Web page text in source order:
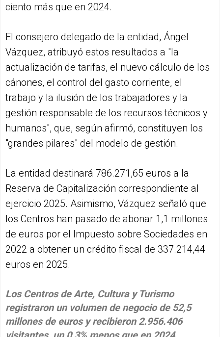
ciento más que en 2024.
El consejero delegado de la entidad, Ángel
Vázquez, atribuyó estos resultados a "la
actualización de tarifas, el nuevo cálculo de los
cánones, el control del gasto corriente, el
trabajo y la ilusión de los trabajadores y la
gestión responsable de los recursos técnicos y
humanos", que, según afirmó, constituyen los
"grandes pilares" del modelo de gestión.
La entidad destinará 786.271,65 euros a la
Reserva de Capitalización correspondiente al
ejercicio 2025. Asimismo, Vázquez señaló que
los Centros han pasado de abonar 1,1 millones
de euros por el Impuesto sobre Sociedades en
2022 a obtener un crédito fiscal de 337.214,44
euros en 2025.
Los Centros de Arte, Cultura y Turismo
registraron un volumen de negocio de 52,5
millones de euros y recibieron 2.956.406